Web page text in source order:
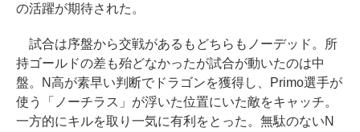
の活躍が期待された。
試合は序盤から交戦があるもどちらもノーデッド。所
持ゴールドの差も殆どなかったが試合が動いたのは中
盤。N高が素早い判断でドラゴンを獲得し、Primo選手が
使う「ノーチラス」が浮いた位置にいた敵をキャッチ。
一方的にキルを取り一気に有利をとった。無駄のないN